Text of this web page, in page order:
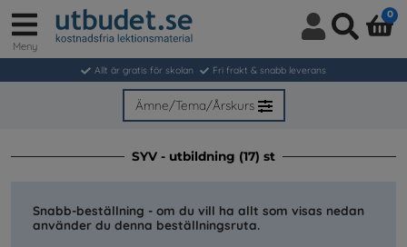
in
/
Meny
0
Allt är gratis för skolan Fri frakt & snabb leverans
Ämne/Tema/Årskurs
SYV - utbildning (17) st
Snabb-beställning - om du vill ha allt som visas nedan
använder du denna beställningsruta.